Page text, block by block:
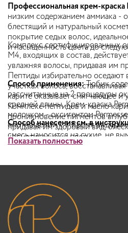
Профессиональная крем-краска
низким содержанием аммиака -
блестящий и натуральный
покрытие седых волос,
и насыщенность цвета до
Комплекс сертифицированных
M4, входящих в состав,
увлажняя волосы, придавая им
Пептиды избирательно
участках волоса,
карите оказывает смягчающее и
Комплекс пептидов и масло
проникновение пигментов
придавая им здоровый вид,
косметическому цвету.
Способ применения:Тюбик
рассчитанные на 2 процедуры
средней длины. Крем-краска
молочком - оксигентом
соотношении 1:1. Время
смесь наносится на сухие, не
Способ нанесения см. в
Показать полностью